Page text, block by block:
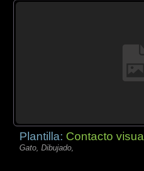
Plantilla: Contacto visual
Gato, Dibujado,